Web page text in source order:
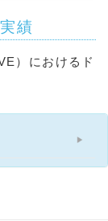
績
）におけるド